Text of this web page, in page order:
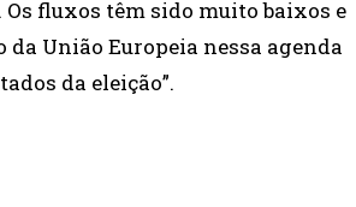
fluxos têm sido muito baixos e
União Europeia nessa agenda
da eleição”.